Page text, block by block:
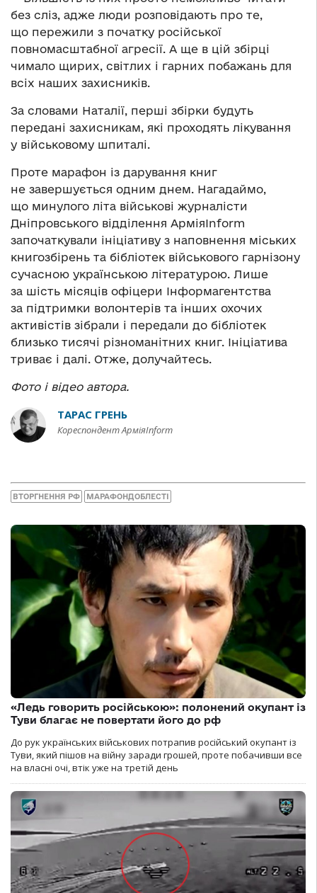
без сліз, адже люди розповідають про те,
що пережили з початку російської
повномасштабної агресії. А ще в цій збірці
чимало щирих, світлих і гарних побажань для
всіх наших захисників.
За словами Наталії, перші збірки будуть
передані захисникам, які проходять лікування
у військовому шпиталі.
Проте марафон із дарування книг
не завершується одним днем. Нагадаймо,
що минулого літа військові журналісти
Дніпровського відділення АрміяInform
започаткували ініціативу з наповнення міських
книгозбірень та бібліотек військового гарнізону
сучасною українською літературою. Лише
за шість місяців офіцери Інформагентства
за підтримки волонтерів та інших охочих
активістів зібрали і передали до бібліотек
близько тисячі різноманітних книг. Ініціатива
триває і далі. Отже, долучайтесь.
Фото і відео автора.
ТАРАС ГРЕНЬ
Кореспондент АрміяInform
ВТОРГНЕННЯ РФ МАРАФОНДОБЛЕСТІ
«Ледь говорить російською»: полонений окупант із
Туви благає не повертати його до рф
До рук українських військових потрапив російський окупант із
Туви, який пішов на війну заради грошей, проте побачивши все
на власні очі, втік уже на третій день